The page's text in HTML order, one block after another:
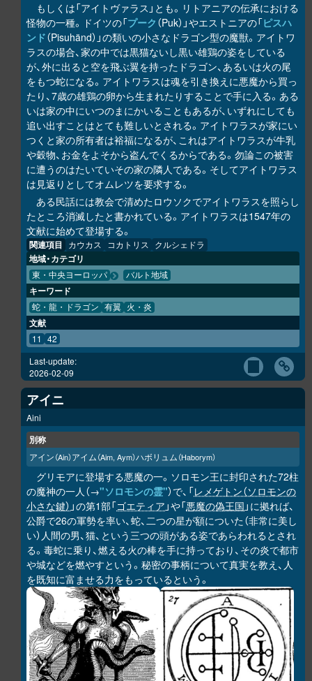
もしくは「アイトヴァラス」とも。リトアニアの伝承における
怪物の一種。ドイツの「プーク （Puk）」やエストニアの「ピスハ
ンド（Pisuhänd）」の類いの小さなドラゴン型の魔獣。アイトワ
ラスの場合、家の中では黒猫ないし黒い雄鶏の姿をしている
が、外に出ると空を飛ぶ翼を持ったドラゴン、あるいは火の尾
をもつ蛇になる。アイトワラスは魂を引き換えに悪魔から買っ
たり、7歳の雄鶏の卵から生まれたりすることで手に入る。ある
いは家の中にいつのまにかいることもあるが、いずれにしても
追い出すことはとても難しいとされる。アイトワラスが家にい
つくと家の所有者は裕福になるが、これはアイトワラスが牛乳
や穀物、お金をよそから盗んでくるからである。勿論この被害
に遭うのはたいていその家の隣人である。そしてアイトワラス
は見返りとしてオムレツを要求する。
ある民話には教会で清めたロウソクでアイトワラスを照らし
たところ消滅したと書かれている。アイトワラスは1547年の
文献に始めて登場する。
関連項目 カウカス コカトリス クルシェドラ
地域・カテゴリ
東・中央ヨーロッパ バルト地域
キーワード
蛇・龍・ドラゴン 有翼 火・炎
文献
11 42
Last-update:
2026-02-09
アイニ
Aini
別称
アイン（Ain）アイム（Aim, Aym）ハボリュム（Haborym）
グリモアに登場する悪魔の一。ソロモン王に封印された72柱
の魔神の一人（→"ソロモンの霊"）で、「レメゲトン（ソロモンの
小さな鍵） 」の第1部「ゴエティア 」や「悪魔の偽王国 」に拠れば、
公爵で26の軍勢を率い、蛇、二つの星が額についた（非常に美し
い）人間の男、猫、という三つの頭がある姿であらわれるとされ
る。毒蛇に乗り、燃える火の棒を手に持っており、その炎で都市
や城などを燃やすという。秘密の事柄について真実を教え、人
を既知に富ませる力をもっているという。